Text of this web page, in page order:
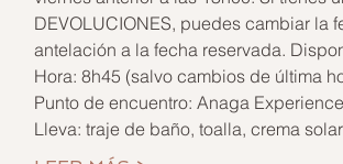
DEVOLUCIONES, puedes cambiar la
antelación a la fecha reservada.
Hora: 8h45 (salvo cambios de última
Punto de encuentro: Anaga
Lleva: traje de baño, toalla, crema